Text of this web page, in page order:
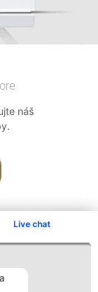
Live chat
náš